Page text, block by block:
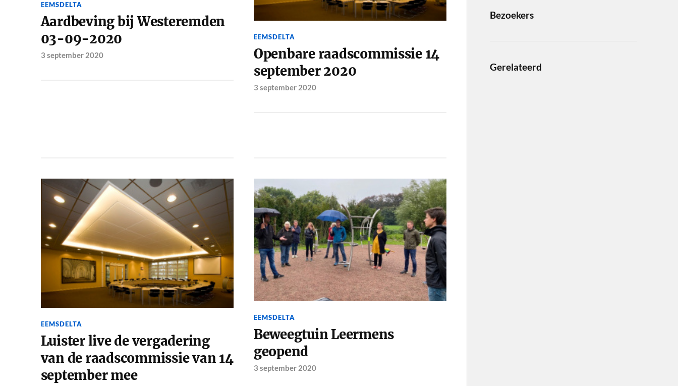
EEMSDELTA
Aardbeving bij Westeremden
03-09-2020
3 september 2020
EEMSDELTA
Openbare raadscommissie 14
september 2020
3 september 2020
EEMSDELTA
Luister live de vergadering
van de raadscommissie van 14
september mee
EEMSDELTA
Beweegtuin Leermens
geopend
3 september 2020
Bezoekers
Gerelateerd